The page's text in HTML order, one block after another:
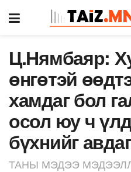
Ц.Нямбаяр:
өнгөтэй
хамдаг бол
осол юу ч
бүхнийг авдаг
ТАНЫ МЭДЭЭ